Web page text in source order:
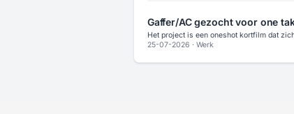
Gaffer/AC gezocht voor one
Het project is een oneshot kortfilm dat
25-07-2026 · Werk